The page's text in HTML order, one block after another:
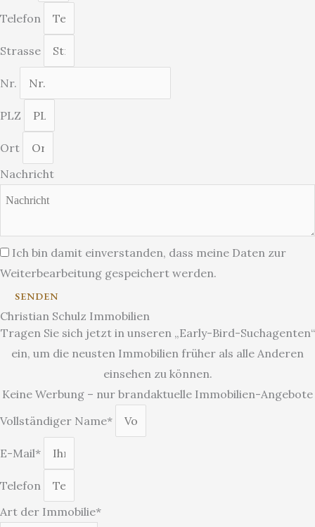
Telefon
Strasse
Nr.
PLZ
Ort
Nachricht
Ich bin damit einverstanden, dass meine Daten zur
Weiterbearbeitung gespeichert werden.
SENDEN
Christian Schulz Immobilien
Tragen Sie sich jetzt in unseren „Early-Bird-Suchagenten“
ein, um die neusten Immobilien früher als alle Anderen
einsehen zu können.
Keine Werbung – nur brandaktuelle Immobilien-Angebote
Vollständiger Name*
E-Mail*
Telefon
Art der Immobilie*